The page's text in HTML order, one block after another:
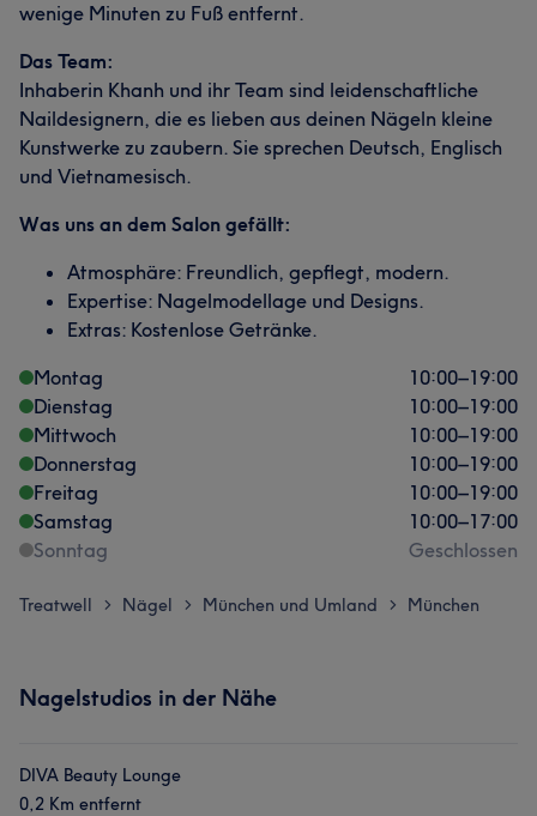
wenige Minuten zu Fuß entfernt.
Das Team:
Inhaberin Khanh und ihr Team sind leidenschaftliche
Naildesignern, die es lieben aus deinen Nägeln kleine
Kunstwerke zu zaubern. Sie sprechen Deutsch, Englisch
und Vietnamesisch.
Was uns an dem Salon gefällt:
Atmosphäre: Freundlich, gepflegt, modern.
Expertise: Nagelmodellage und Designs.
Extras: Kostenlose Getränke.
Montag
10:00–19:00
Dienstag
10:00–19:00
Mittwoch
10:00–19:00
Donnerstag
10:00–19:00
Freitag
10:00–19:00
Samstag
10:00–17:00
Sonntag
Geschlossen
Treatwell > Nägel > München und Umland > München
Nagelstudios in der Nähe
DIVA Beauty Lounge
0,2 Km entfernt